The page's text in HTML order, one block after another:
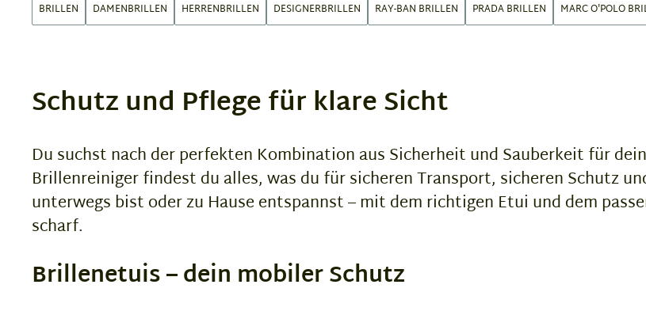
BRILLEN DAMENBRILLEN HERRENBRILLEN DESIGNERBRILLEN RAY-BAN BRILLEN PRADA BRILLEN MARC O'POLO
Schutz und Pflege für klare Sicht
Du suchst nach der perfekten Kombination aus Sicherheit und Sauberkeit für
Brillenreiniger findest du alles, was du für sicheren Transport, sicheren Schutz
unterwegs bist oder zu Hause entspannst – mit dem richtigen Etui und dem
scharf.
Brillenetuis – dein mobiler Schutz